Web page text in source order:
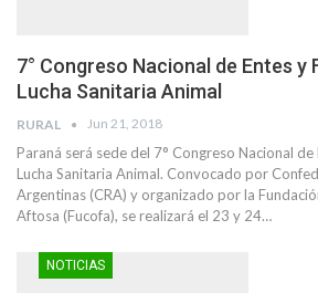
7° Congreso Nacional de Entes y
Lucha Sanitaria Animal
RURAL Jun 21, 2018
Paraná será sede del 7° Congreso Nacional
Lucha Sanitaria Animal. Convocado por
Argentinas (CRA) y organizado por la
Aftosa (Fucofa), se realizará el 23 y 24…
NOTICIAS